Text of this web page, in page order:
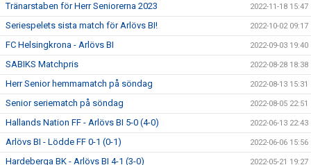
Tränarstaben för Herr Seniorerna 2023 2022-11-18 15:47
Seriespelets sista match för Arlövs BI! 2022-10-02 09:17
FC Helsingkrona - Arlövs BI 2022-09-03 19:40
SABIKS Matchpris 2022-08-28 18:38
Herr Senior hemmamatch på söndag 2022-08-13 15:31
Senior seriematch på söndag 2022-08-05 22:51
Hallands Nation FF - Arlövs BI 5-0 (4-0) 2022-06-13 22:43
Arlövs BI - Lödde FF 0-1 (0-1) 2022-06-06 15:56
Hardeberga BK - Arlövs BI 4-1 (3-0) 2022-05-21 19:27